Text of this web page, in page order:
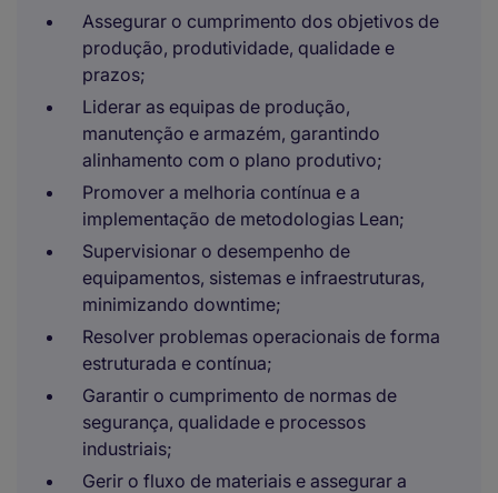
Assegurar o cumprimento dos objetivos de
produção, produtividade, qualidade e
prazos;
Liderar as equipas de produção,
manutenção e armazém, garantindo
alinhamento com o plano produtivo;
Promover a melhoria contínua e a
implementação de metodologias Lean;
Supervisionar o desempenho de
equipamentos, sistemas e infraestruturas,
minimizando downtime;
Resolver problemas operacionais de forma
estruturada e contínua;
Garantir o cumprimento de normas de
segurança, qualidade e processos
industriais;
Gerir o fluxo de materiais e assegurar a